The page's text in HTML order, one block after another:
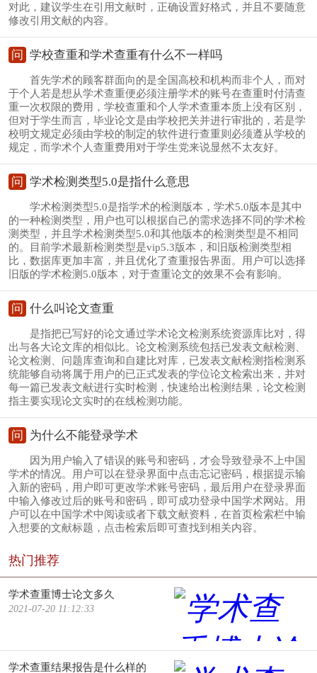
对此，建议学生在引用文献时，正确设置好格式，并且不要随意
修改引用文献的内容。
问 学校查重和学术查重有什么不一样吗
首先学术的顾客群面向的是全国高校和机构而非个人，而对
于个人若是想从学术查重便必须注册学术的账号在查重时付清查
重一次权限的费用，学校查重和个人学术查重本质上没有区别，
但对于学生而言，毕业论文是由学校把关并进行审批的，若是学
校明文规定必须由学校的制定的软件进行查重则必须遵从学校的
规定，而学术个人查重费用对于学生党来说显然不太友好。
问 学术检测类型5.0是指什么意思
学术检测类型5.0是指学术的检测版本，学术5.0版本是其中
的一种检测类型，用户也可以根据自己的需求选择不同的学术检
测类型，并且学术检测类型5.0和其他版本的检测类型是不相同
的。目前学术最新检测类型是vip5.3版本，和旧版检测类型相
比，数据库更加丰富，并且优化了查重报告界面。用户可以选择
旧版的学术检测5.0版本，对于查重论文的效果不会有影响。
问 什么叫论文查重
是指把已写好的论文通过学术论文检测系统资源库比对，得
出与各大论文库的相似比。论文检测系统包括已发表文献检测、
论文检测、问题库查询和自建比对库，已发表文献检测指检测系
统能够自动将属于用户的已正式发表的学位论文检索出来，并对
每一篇已发表文献进行实时检测，快速给出检测结果，论文检测
指主要实现论文实时的在线检测功能。
问 为什么不能登录学术
因为用户输入了错误的账号和密码，才会导致登录不上中国
学术的情况。用户可以在登录界面中点击忘记密码，根据提示输
入新的密码，用户即可更改学术账号密码，最后用户在登录界面
中输入修改过后的账号和密码，即可成功登录中国学术网站。用
户可以在中国学术中阅读或者下载文献资料，在首页检索栏中输
入想要的文献标题，点击检索后即可查找到相关内容。
热门推荐
学术查重博士论文多久
2021-07-20 11:12:33
学术查重结果报告是什么样的